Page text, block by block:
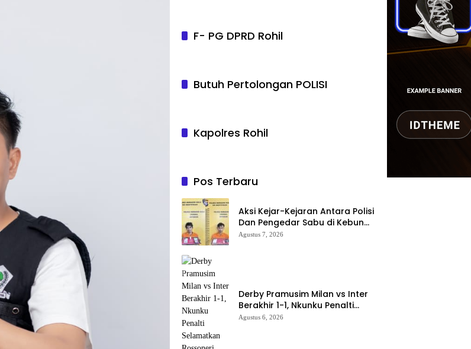
F- PG DPRD Rohil
Butuh Pertolongan POLISI
Kapolres Rohil
Pos Terbaru
Aksi Kejar-Kejaran Antara Polisi
Dan Pengedar Sabu di Kebun
Sawit, Satresnarkoba Polres
Agustus 7, 2026
Derby Pramusim Milan vs Inter
Berakhir 1-1, Nkunku Penalti
Selamatkan Rossoneri
Agustus 6, 2026